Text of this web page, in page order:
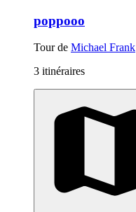
poppooo
Tour de Michael Frank
3 itinéraires